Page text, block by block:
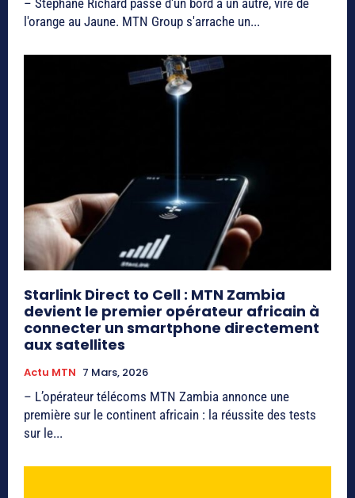
– Stéphane Richard passe d'un bord à un autre, vire de
l'orange au Jaune. MTN Group s'arrache un...
Starlink Direct to Cell : MTN Zambia
devient le premier opérateur africain à
connecter un smartphone directement
aux satellites
Actu MTN 7 Mars, 2026
– L’opérateur télécoms MTN Zambia annonce une
première sur le continent africain : la réussite des tests
sur le...